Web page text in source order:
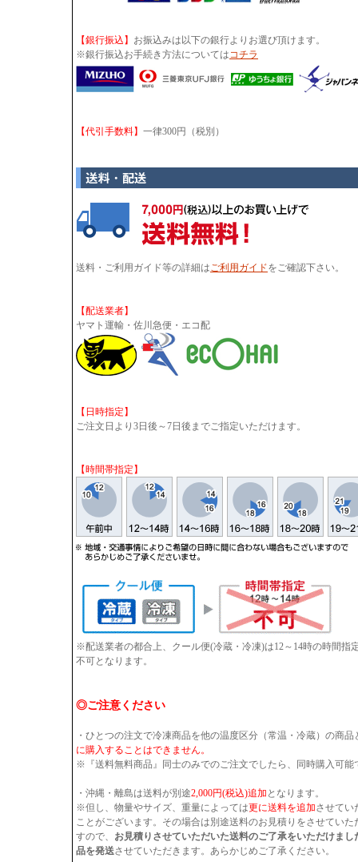
【銀行振込】 お振込みは以下の銀行よりお選び頂けます。
※銀行振込お手続き方法についてはコチラ
【代引手数料】 一律300円（税別）
送料・ご利用ガイド等の詳細はご利用ガイドをご確認下さい。
【配送業者】
ヤマト運輸・佐川急便・エコ配
【日時指定】
ご注文日より3日後～7日後までご指定いただけます。
【時間帯指定】
※配送業者の都合上、クール便(冷蔵・冷凍)は12～14時の時間
不可となります。
◎ご注意ください
・ひとつの注文で冷凍商品を他の温度区分（常温・冷蔵）の商品
に購入することはできません。
※『送料無料商品』同士のみでのご注文でしたら、同時購入可能
・沖縄・離島は送料が別途2,000円(税込)追加 となります。
※但し、物量やサイズ、重量によっては更に送料を追加させてい
ことがございます。その場合は別途送料のお見積りをさせていた
すので、 お見積りさせていただいた送料のご了承をいただけまし
品を発送させていただきます。あらかじめご了承ください。